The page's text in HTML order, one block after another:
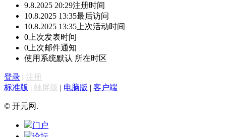
9.8.2025 20:29注册时间
10.8.2025 13:35最后访问
10.8.2025 13:35 上次活动时间
0 上次发表时间
0 上次邮件通知
使用系统默认 所在时区
登录 | 注册
标准版 | 触屏版 | 电脑版 | 客户端
© 开元网.
门户